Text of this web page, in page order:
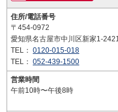
住所/電話番号
〒454-0972
愛知県名古屋市中川区新家1-
TEL： 0120-015-018
TEL： 052-439-1500
営業時間
午前10時〜午後8時